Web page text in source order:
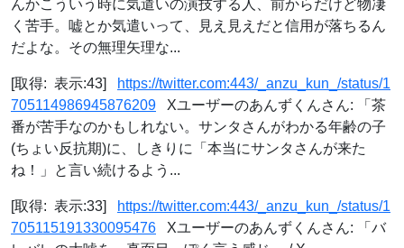
んかこういう時に気遣いの演技する人、前からだけど物凄
く苦手。嘘とか気遣いって、見え見えだと信用が落ちるん
だよな。その無理矢理な...
[取得: 表示:43]
https://twitter.com:443/_anzu_kun_/status/1
705114986945876209 Xユーザーのあんずくんさん: 「茶
番が苦手なのかもしれない。サンタさんがわかる年齢の子
(ちょい反抗期)に、しきりに「本当にサンタさんが来た
ね！」と言い続けるよう...
[取得: 表示:33]
https://twitter.com:443/_anzu_kun_/status/1
705115191330095476 Xユーザーのあんずくんさん: 「バ